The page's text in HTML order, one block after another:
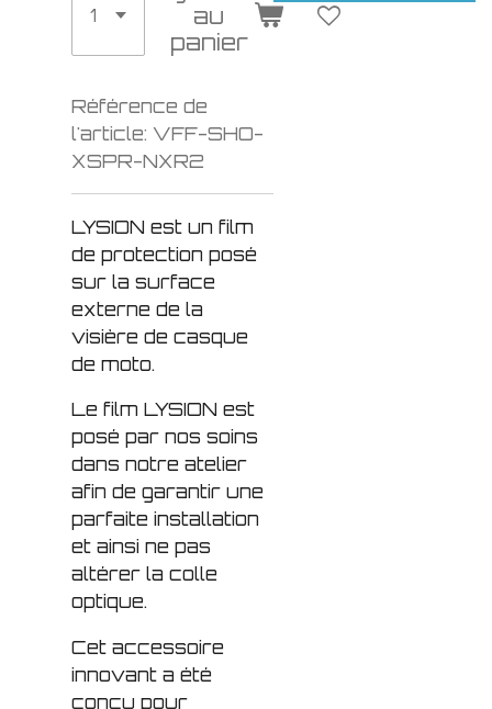
au
panier
Référence de
l'article: VFF-SHO-
XSPR-NXR2
LYSION est un film
de protection posé
sur la surface
externe de la
visière de casque
de moto.
Le film LYSION est
posé par nos soins
dans notre atelier
afin de garantir une
parfaite installation
et ainsi ne pas
altérer la colle
optique.
Cet accessoire
innovant a été
conçu pour